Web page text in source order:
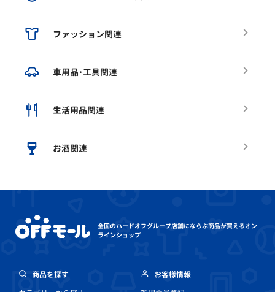
ファッション関連
車用品･工具関連
生活用品関連
お酒関連
全国のハードオフグループ店舗にならぶ商品が買えるオン
ラインショップ
商品を探す
お客様情報